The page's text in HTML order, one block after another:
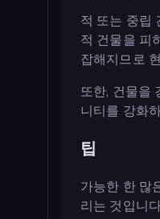
적 또는 중립
적 건물을 피
잡해지므로
또한, 건물을
니티를 강화
팁
가능한 한 많
리는 것입니